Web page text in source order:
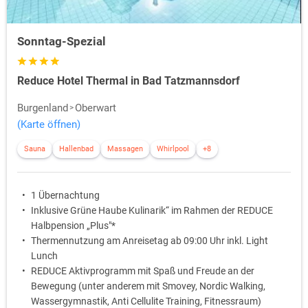
Sonntag-Spezial
Reduce Hotel Thermal in Bad Tatzmannsdorf
Burgenland
Oberwart
(Karte öffnen)
Sauna Hallenbad Massagen Whirlpool +8
1 Übernachtung
Inklusive Grüne Haube Kulinarik“ im Rahmen der REDUCE
Halbpension „Plus"*
Thermennutzung am Anreisetag ab 09:00 Uhr inkl. Light
Lunch
REDUCE Aktivprogramm mit Spaß und Freude an der
Bewegung (unter anderem mit Smovey, Nordic Walking,
Wassergymnastik, Anti Cellulite Training, Fitnessraum)